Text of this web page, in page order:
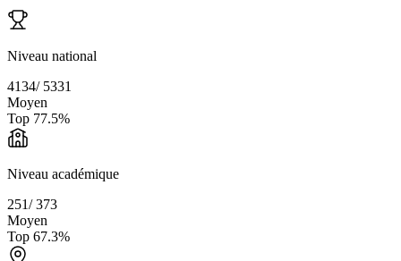
Niveau national
4134/ 5331
Moyen
Top 77.5%
Niveau académique
251/373
Moyen
Top 67.3%